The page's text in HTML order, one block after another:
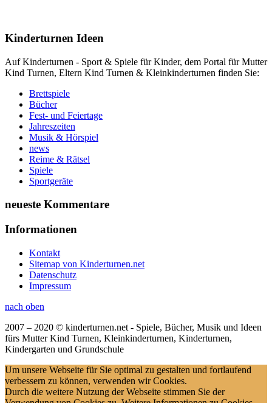
Kinderturnen Ideen
Auf Kinderturnen - Sport & Spiele für Kinder, dem Portal für Mutter
Kind Turnen, Eltern Kind Turnen & Kleinkinderturnen finden Sie:
Brettspiele
Bücher
Fest- und Feiertage
Jahreszeiten
Musik & Hörspiel
news
Reime & Rätsel
Spiele
Sportgeräte
neueste Kommentare
Informationen
Kontakt
Sitemap von Kinderturnen.net
Datenschutz
Impressum
nach oben
2007 – 2020 © kinderturnen.net - Spiele, Bücher, Musik und Ideen
fürs Mutter Kind Turnen, Kleinkinderturnen, Kinderturnen,
Kindergarten und Grundschule
Um unsere Webseite für Sie optimal zu gestalten und fortlaufend
verbessern zu können, verwenden wir Cookies.
Durch die weitere Nutzung der Webseite stimmen Sie der